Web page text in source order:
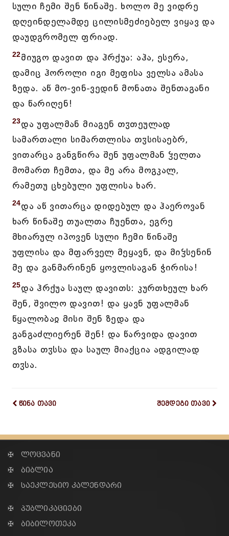
სული ჩემი შენ წინაშე. ხოლო მე ვიდრე
დღეინდელამდე ცილისმეძიებელ ვიყავ და
დაუდგრომელ ფრიად.
22მიუგო დავით და ჰრქუა: აჰა, ესერა,
დამიც ჰოროლი იგი მეფისა ველსა ამასა
ზედა. აწ მო-ვინ-ვედინ მონათა შენთაგანი
და წარიღენ!
23და უფალმან მიაგენ თჳთეულად
სამართალი სიმართლისა თჳსისაებრ,
ვითარცა განგწირა შენ უფალმან ჴელთა
მომართ ჩემთა, და მე არა მოგკალ,
რამეთუ ცხებული უფლისა ხარ.
24და აწ ვითარცა დიდებულ და ჰაეროვან
ხარ წინაშე თუალთა ჩუენთა, ეგრე
მხიარულ იპოვენ სული ჩემი წინაშე
უფლისა და მფარველ მეყავნ, და მიჴსენინ
მე და განმარინენ ყოვლისაგან ჭირისა!
25და ჰრქუა საულ დავითს: კურთხეულ ხარ
შენ, შვილო დავით! და ყავნ უფალმან
წყალობაჲ მისი შენ ზედა და
განგაძლიერენ შენ! და წარვიდა დავით
გზასა თჳსსა და საულ მიაქცია ადგილად
თჳსა.
წინა თავი შემდეგი თავი
✠ ლოცვანი
✠ ბიბლია
✠ საეკლესიო კალენდარი
✠ პუბლიკაციები
✠ ბიბილოთეკა